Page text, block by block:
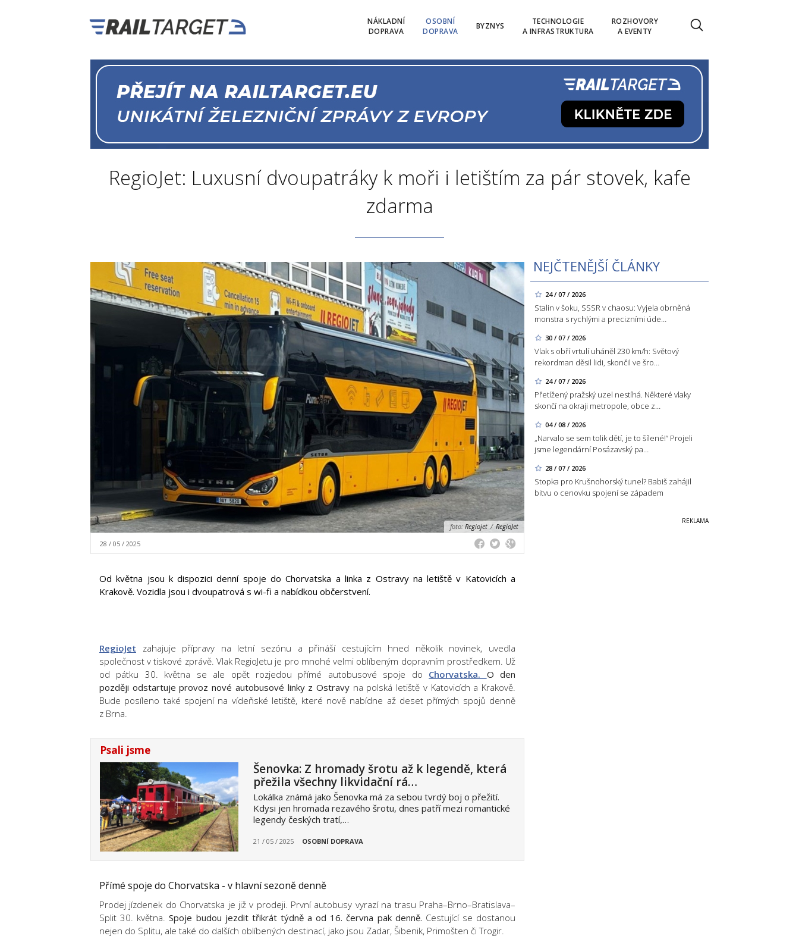
NÁKLADNÍ
DOPRAVA
OSOBNÍ
DOPRAVA
BYZNYS
TECHNOLOGIE
A INFRASTRUKTURA
ROZHOVORY
A EVENTY
RegioJet: Luxusní dvoupatráky k moři i letištím za pár stovek, kafe
zdarma
NEJČTENĚJŠÍ ČLÁNKY
24 / 07 / 2026
Stalin v šoku, SSSR v chaosu: Vyjela obrněná
monstra s rychlými a precizními úde…
30 / 07 / 2026
Vlak s obří vrtulí uháněl 230 km/h: Světový
rekordman děsil lidi, skončil ve šro…
24 / 07 / 2026
Přetížený pražský uzel nestíhá. Některé vlaky
skončí na okraji metropole, obce z…
04 / 08 / 2026
„Narvalo se sem tolik dětí, je to šílené!“ Projeli
jsme legendární Posázavský pa…
28 / 07 / 2026
Stopka pro Krušnohorský tunel? Babiš zahájil
bitvu o cenovku spojení se západem
foto: Regiojet / RegioJet
28 / 05 / 2025
Od května jsou k dispozici denní spoje do Chorvatska a linka z Ostravy na letiště v Katovicích a
Krakově. Vozidla jsou i dvoupatrová s wi-fi a nabídkou občerstvení.
RegioJet zahajuje přípravy na letní sezónu a přináší cestujícím hned několik novinek, uvedla
společnost v tiskové zprávě. Vlak RegioJetu je pro mnohé velmi oblíbeným dopravním prostředkem. Už
od pátku 30. května se ale opět rozjedou přímé autobusové spoje do Chorvatska. O den
později odstartuje provoz nové autobusové linky z Ostravy na polská letiště v Katovicích a Krakově.
Bude posíleno také spojení na vídeňské letiště, které nově nabídne až deset přímých spojů denně
z Brna.
Psali jsme
Šenovka: Z hromady šrotu až k legendě, která
přežila všechny likvidační rá…
Lokálka známá jako Šenovka má za sebou tvrdý boj o přežití.
Kdysi jen hromada rezavého šrotu, dnes patří mezi romantické
legendy českých tratí,…
21 / 05 / 2025 OSOBNÍ DOPRAVA
Přímé spoje do Chorvatska - v hlavní sezoně denně
Prodej jízdenek do Chorvatska je již v prodeji. První autobusy vyrazí na trasu Praha–Brno–Bratislava–
Split 30. května.Spoje budou jezdit třikrát týdně a od 16. června pak denně. Cestující se dostanou
nejen do Splitu, ale také do dalších oblíbených destinací, jako jsou Zadar, Šibenik, Primošten či Trogir.